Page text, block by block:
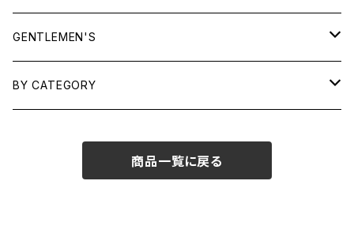
TOPS
SHIRTS
OUTERWEAR
GENTLEMEN'S
TOPS
BY CATEGORY
商品一覧に戻る